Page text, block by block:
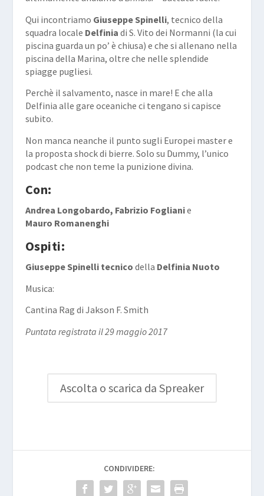
Qui incontriamo Giuseppe Spinelli, tecnico della
squadra locale Delfinia di S. Vito dei Normanni (la cui
piscina guarda un po’ è chiusa) e che si allenano nella
piscina della Marina, oltre che nelle splendide
spiagge pugliesi.
Perchè il salvamento, nasce in mare! E che alla
Delfinia alle gare oceaniche ci tengano si capisce
subito.
Non manca neanche il punto sugli Europei master e
la proposta shock di bierre. Solo su Dummy, l’unico
podcast che non teme la punizione divina.
Con:
Andrea Longobardo, Fabrizio Foglianie
Mauro Romanenghi
Ospiti:
Giuseppe Spinelli tecnico della Delfinia Nuoto
Musica:
Cantina Rag di Jakson F. Smith
Puntata registrata il 29 maggio 2017
Ascolta o scarica da Spreaker
CONDIVIDERE: